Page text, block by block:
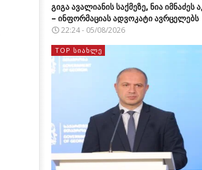
გიგა ავალიანის საქმეზე, ნია იმნაძეს
– ინფორმაციას ადვოკატი ავრცელებს
22:24 - 05/08/2026
TOP ᲡᲘᲐᲮᲚᲔ